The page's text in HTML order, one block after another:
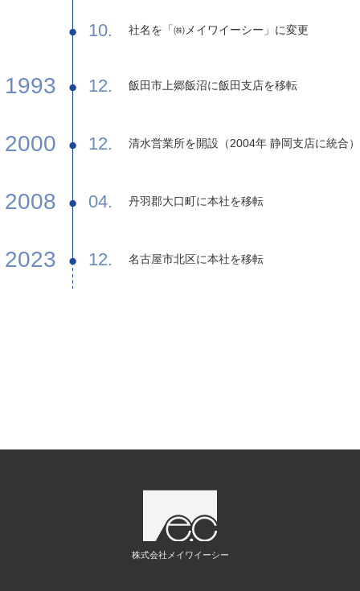
10. 社名を「㈱メイワイーシー」に変更
1993 12. 飯田市上郷飯沼に飯田支店を移転
2000 12. 清水営業所を開設（2004年 静岡支店に統合）
2008 04. 丹羽郡大口町に本社を移転
2023 12. 名古屋市北区に本社を移転
株式会社メイワイーシー